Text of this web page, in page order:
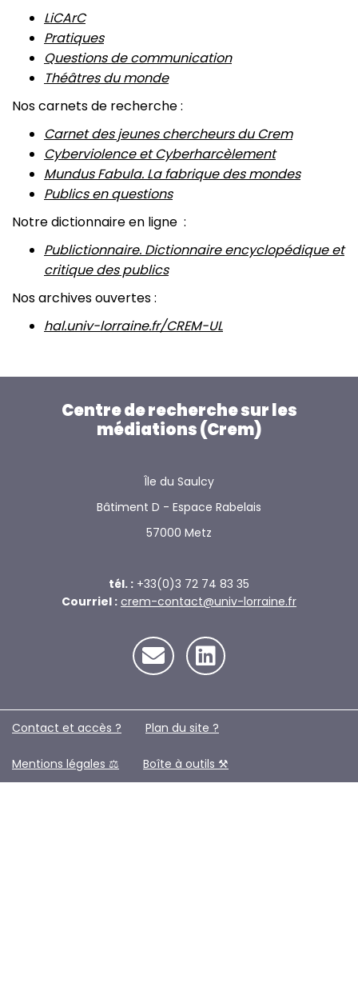
LiCArC
Pratiques
Questions de communication
Théâtres du monde
Nos carnets de recherche :
Carnet des jeunes chercheurs du Crem
Cyberviolence et Cyberharcèlement
Mundus Fabula. La fabrique des mondes
Publics en questions
Notre dictionnaire en ligne :
Publictionnaire. Dictionnaire encyclopédique et
critique des publics
Nos archives ouvertes :
hal.univ-lorraine.fr/CREM-UL
Centre de recherche sur les
médiations (Crem)
Île du Saulcy
Bâtiment D - Espace Rabelais
57000 Metz
tél. : +33(0)3 72 74 83 35
Courriel : crem-contact@univ-lorraine.fr
Contact et accès ? Plan du site ?️
Mentions légales ⚖️ Boîte à outils ⚒️